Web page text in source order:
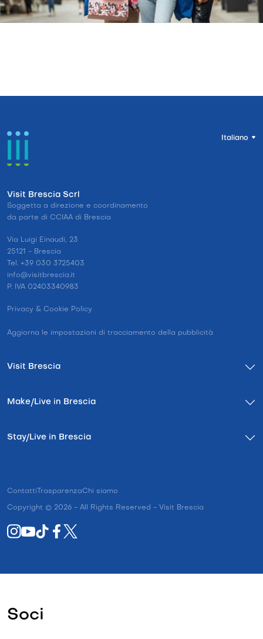
Italiano
Visit Brescia Scrl
Soggetta a direzione e coordinamento
da parte di CCIAA di Brescia
Via Luigi Einaudi, 23
25121 - Brescia
Tel. +39 030 3725403
info@visitbrescia.it
P. IVA 02403340983
Privacy & Cookie Policy
Aggiorna le impostazioni di tracciamento della pubblicità
Visit Brescia
Make/Live in Brescia
Stay/Live in Brescia
Contatti TrasparenzaChi siamo
Copyright © 2026 - All Rights Reserved - Visit Brescia
Soci